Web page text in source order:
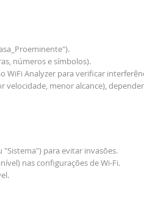
números e símbolos).
WiFi Analyzer para verificar
velocidade, menor alcance),
para evitar invasões.
nas configurações de Wi-Fi.